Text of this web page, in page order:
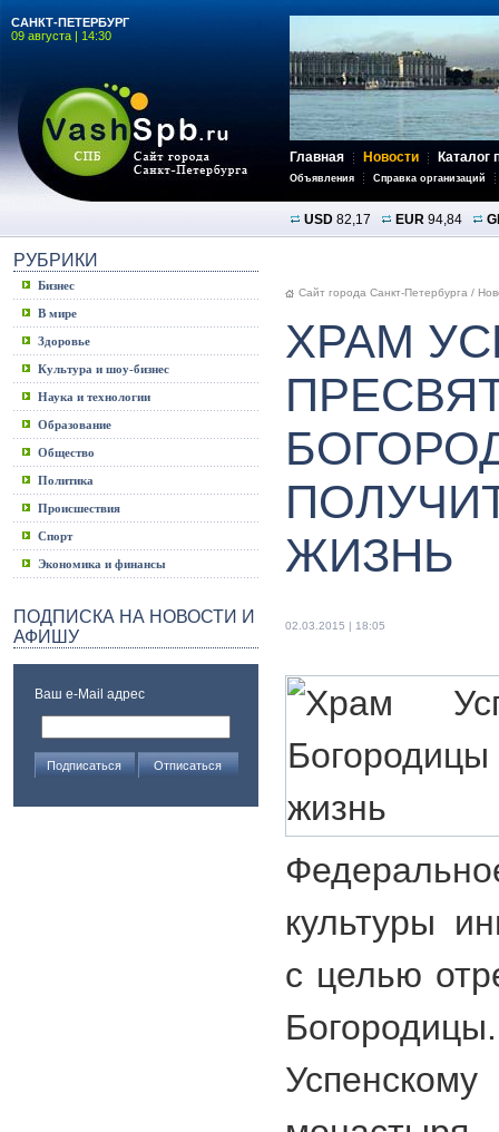
САНКТ-ПЕТЕРБУРГ
09 августа | 14:30
Главная Новости Каталог
Объявления Справка организаций
USD 82,17 EUR 94,84
РУБРИКИ
Бизнес
В мире
Здоровье
Культура и шоу-бизнес
Наука и технологии
Образование
Общество
Политика
Происшествия
Спорт
Экономика и финансы
ПОДПИСКА НА НОВОСТИ И
АФИШУ
Ваш e-Mail адрес
Сайт города Санкт-Петербурга /
ХРАМ
ЖИЗНЬ
02.03.2015 | 18:05
культуры
с целью